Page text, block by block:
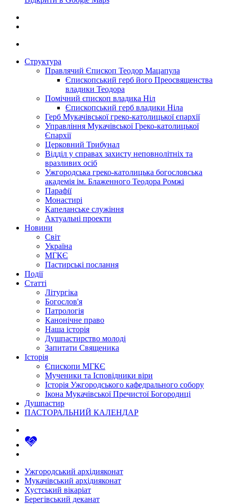
Структура
Правлячий Єпископ Теодор Мацапула
Єпископський герб його Преосвященства
владики Теодора
Помічний єпископ владика Ніл
Єпископський герб владики Ніла
Герб Мукачівської греко-католицької єпархії
Управління Мукачівської Греко-католицької
Єпархії
Церковний Трибунал
Відділ у справах захисту неповнолітніх та
вразливих осіб
Ужгородська греко-католицька богословська
академія ім. Блаженного Теодора Ромжі
Парафії
Монастирі
Капеланське служіння
Актуальні проекти
Новини
Світ
Україна
МГКЄ
Пастирські послання
Події
Статті
Літургіка
Богослов'я
Патрологія
Канонічне право
Наша історія
Душпастирство молоді
Запитати Священика
Історія
Єпископи МГКЄ
Мученики та Ісповідники віри
Історія Ужгородського кафедрального собору
Ікона Мукачівської Пречистої Богородиці
Душпастир
ПАСТОРАЛЬНИЙ КАЛЕНДАР
Ужгородський архідияконат
Мукачівський архідияконат
Хустський вікаріат
Берегівський деканат